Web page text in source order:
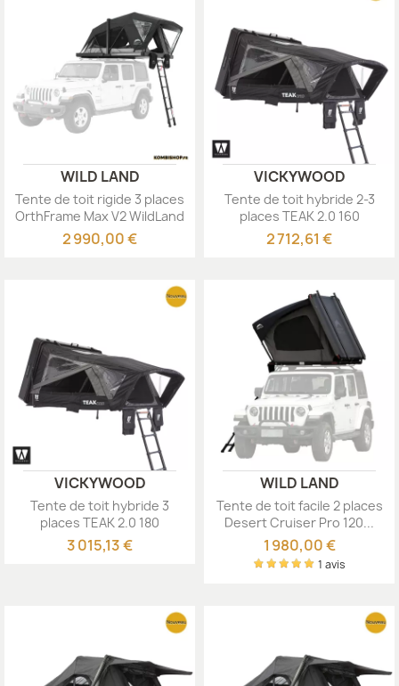
WILD LAND
Tente de toit rigide 3 places
OrthFrame Max V2 WildLand
2 990,00 €
VICKYWOOD
Tente de toit hybride 2-3
places TEAK 2.0 160
Vickywood
2 712,61 €
VICKYWOOD
Tente de toit hybride 3
places TEAK 2.0 180
Vickywood
3 015,13 €
WILD LAND
Tente de toit facile 2 places
Desert Cruiser Pro 120...
1 980,00 €
1 avis